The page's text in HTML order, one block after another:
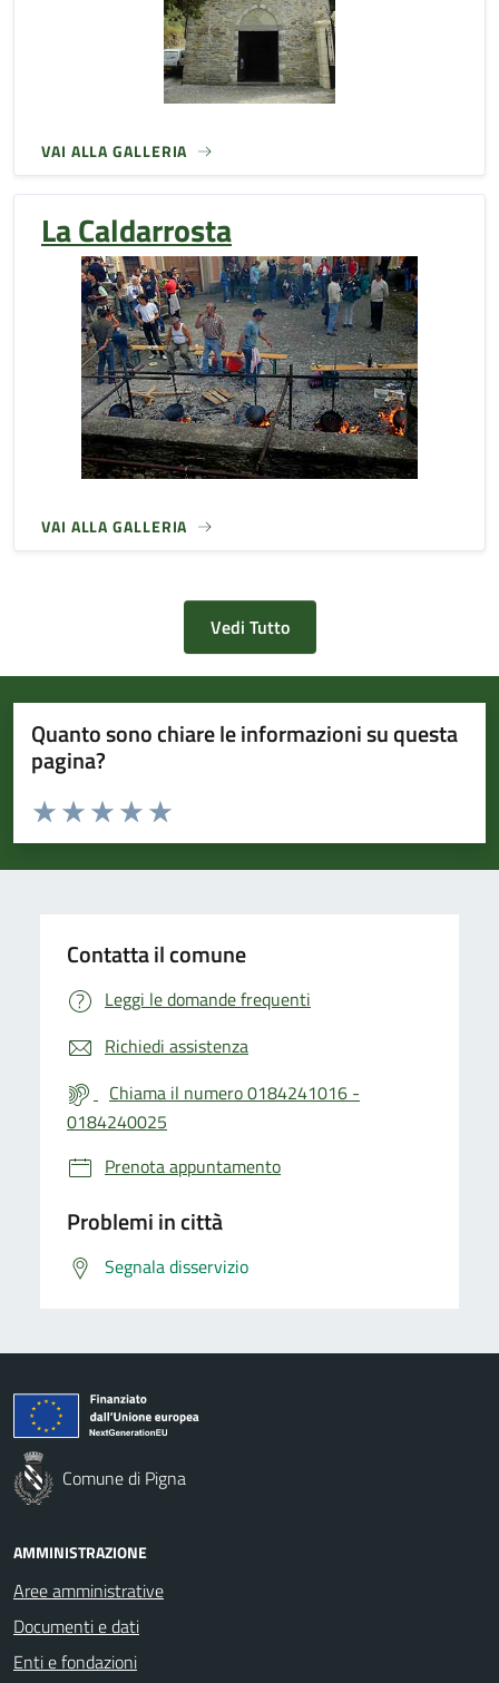
VAI ALLA GALLERIA
La Caldarrosta
VAI ALLA GALLERIA
Vedi Tutto
Quanto sono chiare le informazioni su questa
pagina?
Valuta da 1 a 5 stelle la pagina
Valuta 5 stelle su 5
Valuta 4 stelle su 5
Valuta 3 stelle su 5
Valuta 2 stelle su 5
Valuta 1 stelle su 5
Contatta il comune
Leggi le domande frequenti
Richiedi assistenza
Chiama il numero 0184241016 -
0184240025
Prenota appuntamento
Problemi in città
Segnala disservizio
Comune di Pigna
AMMINISTRAZIONE
Aree amministrative
Documenti e dati
Enti e fondazioni